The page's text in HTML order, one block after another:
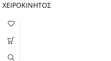
ΧΕΙΡΟΚΙΝΗΤΟΣ